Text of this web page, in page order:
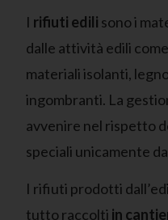
I rifiuti edili sono i
dalle attività edili
materiali isolanti,
ingombranti. La
avvenire nel rispetto
speciali unicamente da
I rifiuti prodotti
tutto raccolti in